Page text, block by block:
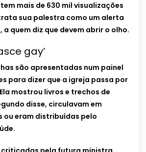
mais de 630 mil visualizações
sua palestra como um alerta
a quem diz que devem abrir o olho.
gay’
são apresentadas num painel
para dizer que a igreja passa por
mostrou livros e trechos de
disse, circulavam em
ou eram distribuídas pelo